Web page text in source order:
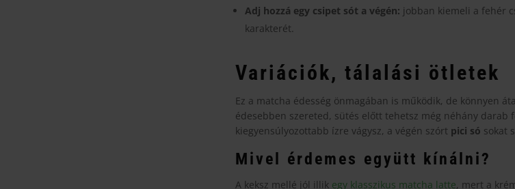
Adj hozzá egy csipet sót a végén: jobban kiemeli a fehér
karakterét.
Variációk, tálalási ötletek
Ez a matcha édesség önmagában is működik, de könnyen
édesebben szereted, sütés előtt tehetsz még néhány darab
kiegyensúlyozottabb ízre vágysz, a végén szórt pici só sokat
Mivel érdemes együtt kínálni?
A keksz mellé jól illik egy klasszikus matcha latte, mert a